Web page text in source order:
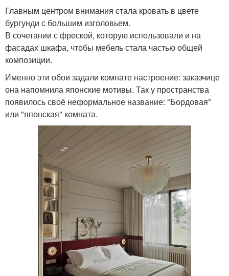
Главным центром внимания стала кровать в цвете
бургунди с большим изголовьем.
В сочетании с фреской, которую использовали и на
фасадах шкафа, чтобы мебель стала частью общей
композиции.
Именно эти обои задали комнате настроение: заказчице
она напомнила японские мотивы. Так у пространства
появилось своё неформальное название: "Бордовая"
или "японская" комната.